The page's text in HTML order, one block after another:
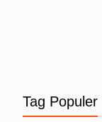
Tag Populer